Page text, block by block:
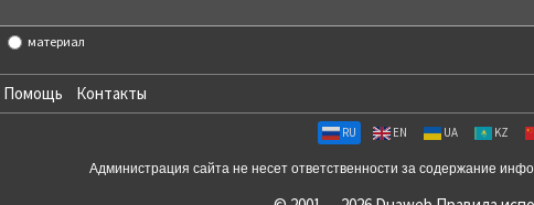
материал
Помощь Контакты
RU EN UA KZ
Администрация сайта не несет ответственности за содержание